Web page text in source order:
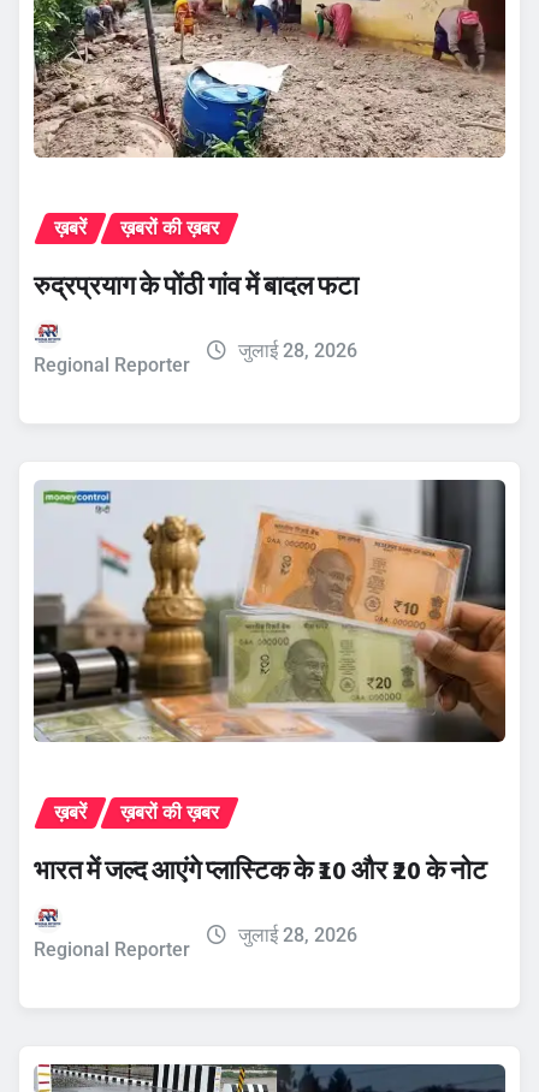
ख़बरें ख़बरों की ख़बर
रुद्रप्रयाग के पोंठी गांव में बादल फटा
Regional Reporter
जुलाई 28, 2026
ख़बरें ख़बरों की ख़बर
भारत में जल्द आएंगे प्लास्टिक के ₹10 और ₹20 के नोट
Regional Reporter
जुलाई 28, 2026